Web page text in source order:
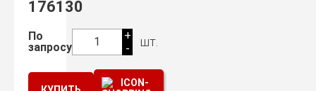
176130
По
запросу
1
+
-
шт.